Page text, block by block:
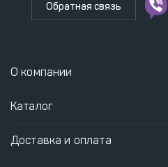
Обратная связь
О компании
Каталог
Доставка и оплата